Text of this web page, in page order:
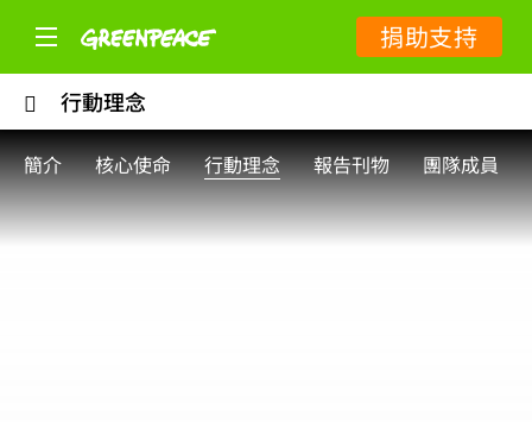
捐助支持
行動理念
簡介 核心使命 行動理念 報告刊物 團隊成員